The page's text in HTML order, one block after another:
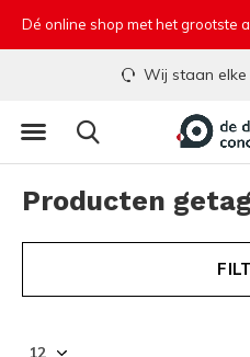
Wij staan
Producten